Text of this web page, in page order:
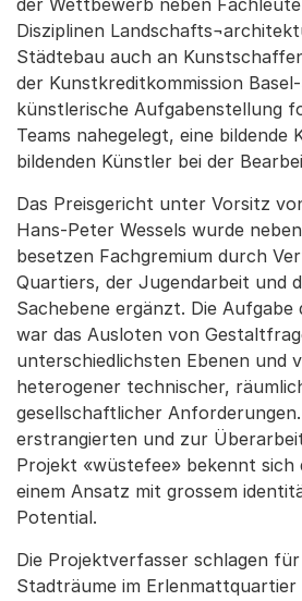
der Wettbewerb neben
Disziplinen
Städtebau auch an
der Kunstkreditkommission
künstlerische Aufgabenstellung
Teams nahegelegt, eine bildende
bildenden Künstler bei der
Das Preisgericht unter Vorsitz
Hans-Peter Wessels wurde
besetzen Fachgremium durch
Quartiers, der Jugendarbeit und
Sachebene ergänzt. Die Aufgabe
war das Ausloten von
unterschiedlichsten Ebenen und
heterogener technischer,
gesellschaftlicher
erstrangierten und zur
Projekt «wüstefee» bekennt sich
einem Ansatz mit grossem
Potential.
Die Projektverfasser schlagen
Stadträume im Erlenmattquartier